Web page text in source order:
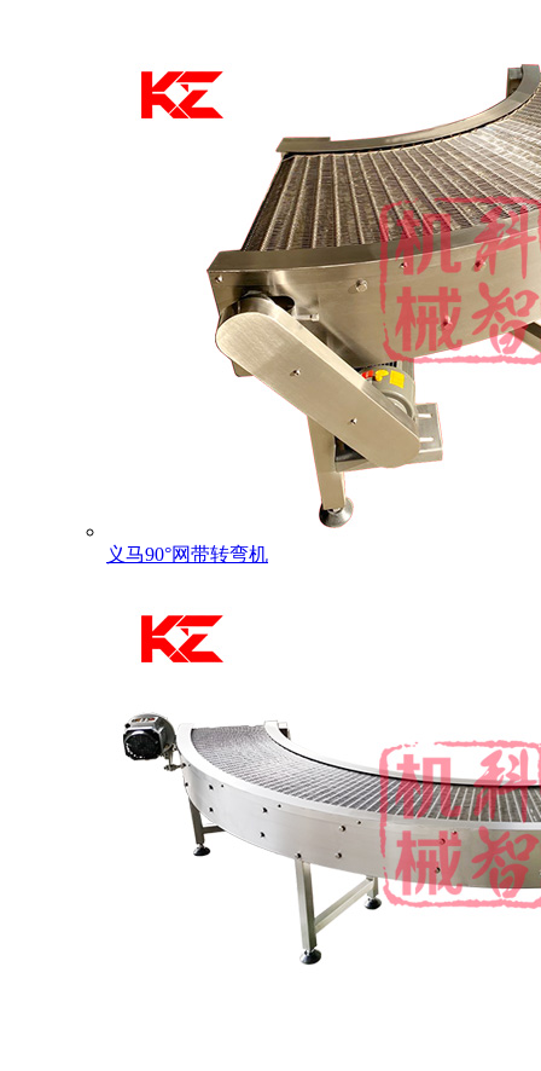
义马90°网带转弯机